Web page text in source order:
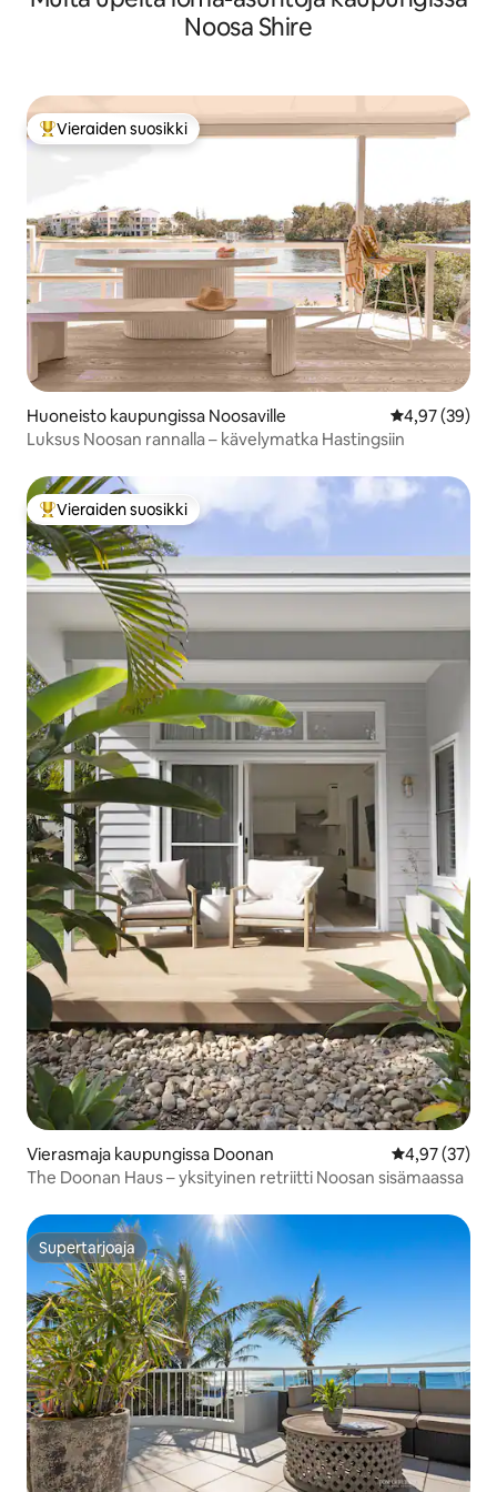
Noosa Shire
Vieraiden suosikkien parhaimmistoa
Vieraiden suosikki
Huoneisto kaupungissa Noosaville
4,97 (39)
Luksus Noosan rannalla – kävelymatka Hastingsiin
Vieraiden suosikkien parhaimmistoa
Vieraiden suosikki
Vierasmaja kaupungissa Doonan
4,97 (37)
The Doonan Haus – yksityinen retriitti Noosan sisämaassa
Supertarjoaja
Supertarjoaja